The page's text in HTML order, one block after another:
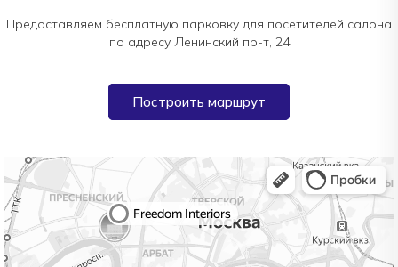
Предоставляем бесплатную парковку для посетителей салона
по адресу Ленинский пр-т, 24
Построить маршрут